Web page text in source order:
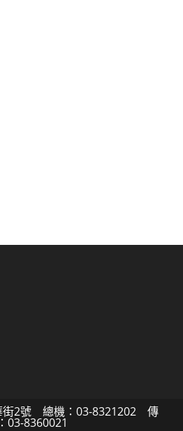
街2號 總機：03-8321202 傳
03-8360021